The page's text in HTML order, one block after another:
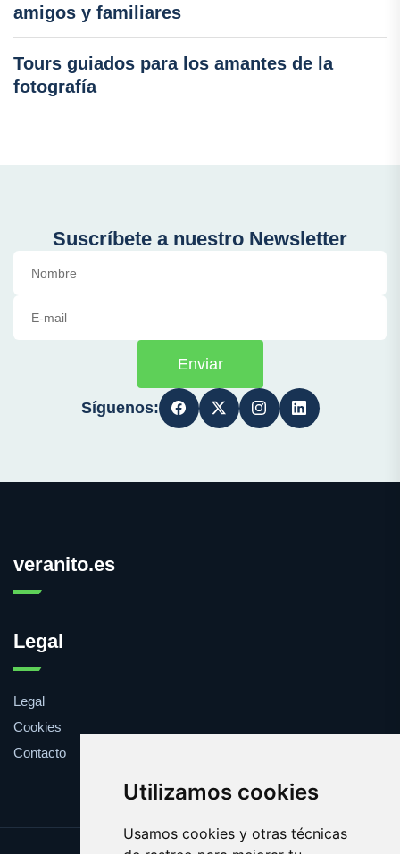
Utilizamos cookies
Usamos cookies y otras técnicas
amigos y familiares
Tours guiados para los amantes de la
fotografía
Suscríbete a nuestro Newsletter
Enviar
Síguenos:
veranito.es
Legal
Legal
Cookies
Contacto